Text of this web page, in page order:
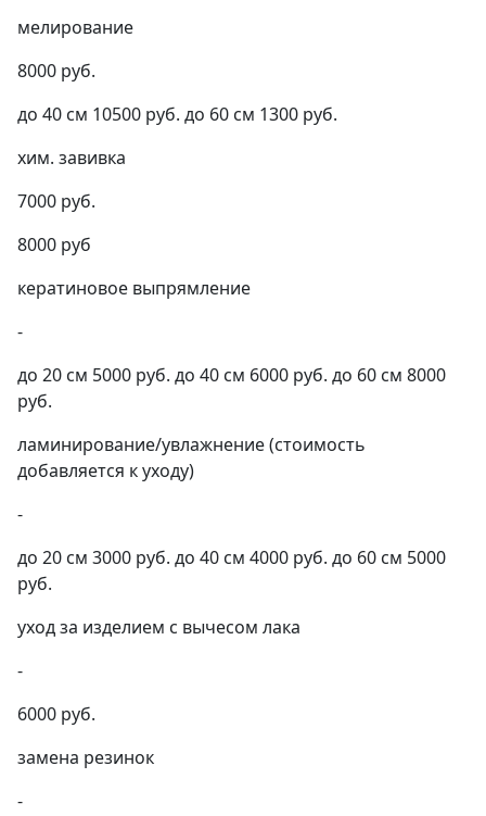
мелирование
8000 руб.
до 40 см 10500 руб. до 60 см 1300 руб.
хим. завивка
7000 руб.
8000 руб
кератиновое выпрямление
-
до 20 см 5000 руб. до 40 см 6000 руб. до 60 см 8000
руб.
ламинирование/увлажнение (стоимость
добавляется к уходу)
-
до 20 см 3000 руб. до 40 см 4000 руб. до 60 см 5000
руб.
уход за изделием с вычесом лака
-
6000 руб.
замена резинок
-